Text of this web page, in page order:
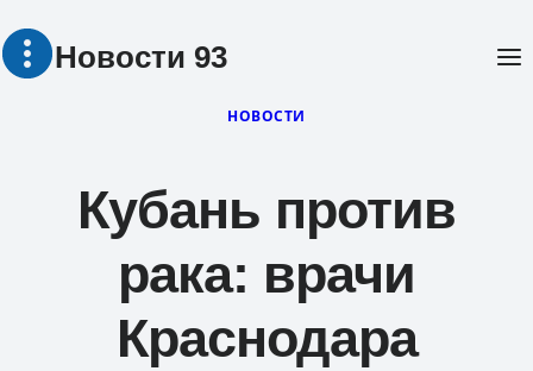
Перейти
Новости 93
НОВОСТИ
Кубань против
рака: врачи
Краснодара